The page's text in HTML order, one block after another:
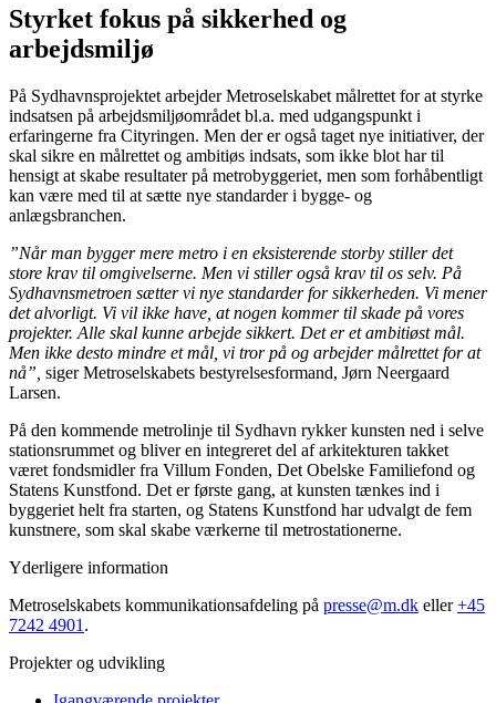
Styrket fokus på sikkerhed og
arbejdsmiljø
På Sydhavnsprojektet arbejder Metroselskabet målrettet for at styrke
indsatsen på arbejdsmiljøområdet bl.a. med udgangspunkt i
erfaringerne fra Cityringen. Men der er også taget nye initiativer, der
skal sikre en målrettet og ambitiøs indsats, som ikke blot har til
hensigt at skabe resultater på metrobyggeriet, men som forhåbentligt
kan være med til at sætte nye standarder i bygge- og
anlægsbranchen.
”Når man bygger mere metro i en eksisterende storby stiller det
store krav til omgivelserne. Men vi stiller også krav til os selv. På
Sydhavnsmetroen sætter vi nye standarder for sikkerheden. Vi mener
det alvorligt. Vi vil ikke have, at nogen kommer til skade på vores
projekter. Alle skal kunne arbejde sikkert. Det er et ambitiøst mål.
Men ikke desto mindre et mål, vi tror på og arbejder målrettet for at
nå”, siger Metroselskabets bestyrelsesformand, Jørn Neergaard
Larsen.
På den kommende metrolinje til Sydhavn rykker kunsten ned i selve
stationsrummet og bliver en integreret del af arkitekturen takket
været fondsmidler fra Villum Fonden, Det Obelske Familiefond og
Statens Kunstfond. Det er første gang, at kunsten tænkes ind i
byggeriet helt fra starten, og Statens Kunstfond har udvalgt de fem
kunstnere, som skal skabe værkerne til metrostationerne.
Yderligere information
Metroselskabets kommunikationsafdeling på presse@m.dk eller+45
7242 4901 .
Projekter og udvikling